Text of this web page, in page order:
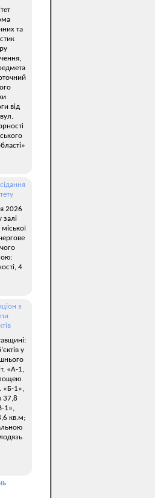
та
від
2026
залі
4
з
у
«А-1,
«Б-1»,
37,8
1»,
кв.м;